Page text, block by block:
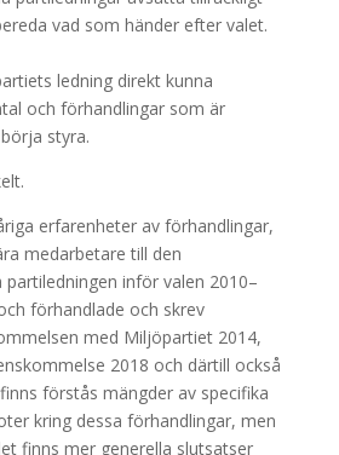
vad som händer efter valet.
ledning direkt kunna
och förhandlingar som är
styra.
erfarenheter av förhandlingar,
medarbetare till den
inför valen 2010–
förhandlade och skrev
med Miljöpartiet 2014,
2018 och därtill också
förstås mängder av specifika
kring dessa förhandlingar, men
finns mer generella slutsatser